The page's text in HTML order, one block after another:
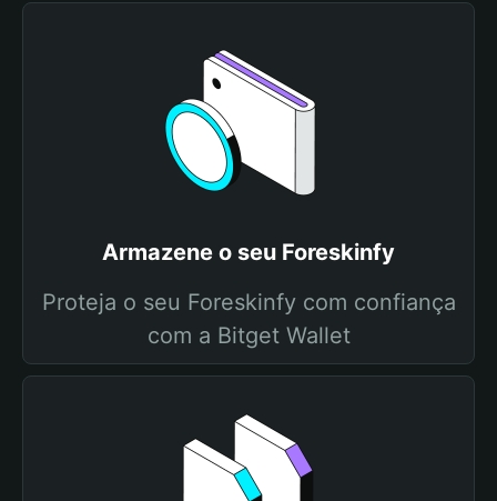
Armazene o seu Foreskinfy
Proteja o seu Foreskinfy com confiança
com a Bitget Wallet